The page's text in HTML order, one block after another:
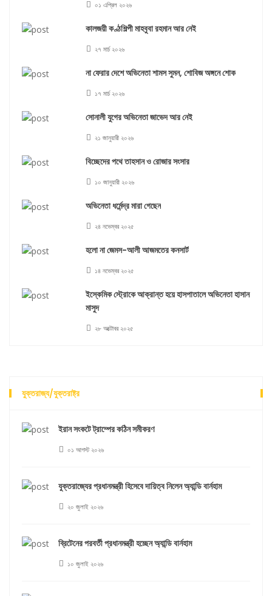
০১ এপ্রিল ২০২৬
কালজয়ী কণ্ঠশিল্পী মাহবুবা রহমান আর নেই
২৭ মার্চ ২০২৬
না ফেরার দেশে অভিনেতা শামস সুমন, শোবিজ অঙ্গনে শোক
১৭ মার্চ ২০২৬
সোনালী যুগের অভিনেতা জাভেদ আর নেই
২১ জানুয়ারী ২০২৬
বিচ্ছেদের পথে তাহসান ও রোজার সংসার
১০ জানুয়ারী ২০২৬
অভিনেতা ধর্মেন্দ্র মারা গেছেন
২৪ নভেম্বর ২০২৫
হলো না জেমস-আলী আজমতের কনসার্ট
১৪ নভেম্বর ২০২৫
ইস্কেমিক স্ট্রোকে আক্রান্ত হয়ে হাসপাতালে অভিনেতা হাসান
মাসুদ
২৮ অক্টোবর ২০২৫
যুক্তরাজ্য/যুক্তরাষ্ট্র
ইরান সংকটে ট্রাম্পের কঠিন সমীকরণ
০১ আগস্ট ২০২৬
যুক্তরাজ্যের প্রধানমন্ত্রী হিসেবে দায়িত্ব নিলেন অ্যান্ডি বার্নহাম
২০ জুলাই ২০২৬
ব্রিটেনের পরবর্তী প্রধানমন্ত্রী হচ্ছেন অ্যান্ডি বার্নহাম
১০ জুলাই ২০২৬